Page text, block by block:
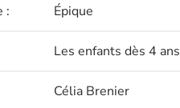
: Épique
Les enfants dès 4 ans
Célia Brenier